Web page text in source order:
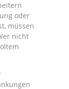
oder
müssen
nicht